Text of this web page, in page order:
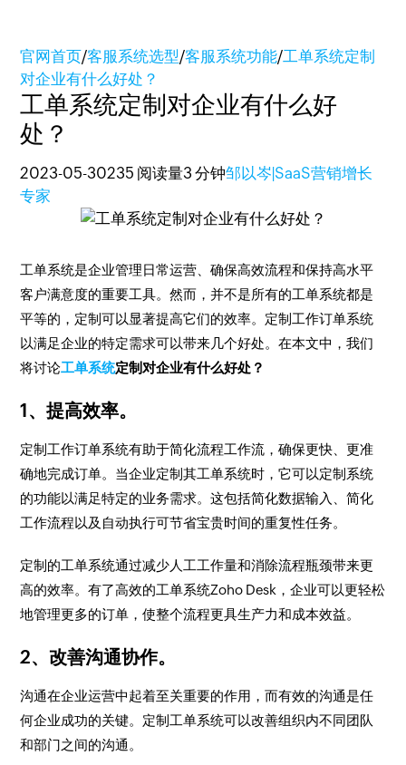
官网首页/客服系统选型/客服系统功能/工单系统定制
对企业有什么好处？
工单系统定制对企业有什么好
处？
2023-05-30235 阅读量3 分钟邹以岑|SaaS营销增长
专家
工单系统是企业管理日常运营、确保高效流程和保持高水平
客户满意度的重要工具。然而，并不是所有的工单系统都是
平等的，定制可以显著提高它们的效率。定制工作订单系统
以满足企业的特定需求可以带来几个好处。在本文中，我们
将讨论工单系统定制对企业有什么好处？
1、提高效率。
定制工作订单系统有助于简化流程工作流，确保更快、更准
确地完成订单。当企业定制其工单系统时，它可以定制系统
的功能以满足特定的业务需求。这包括简化数据输入、简化
工作流程以及自动执行可节省宝贵时间的重复性任务。
定制的工单系统通过减少人工工作量和消除流程瓶颈带来更
高的效率。有了高效的工单系统Zoho Desk，企业可以更轻松
地管理更多的订单，使整个流程更具生产力和成本效益。
2、改善沟通协作。
沟通在企业运营中起着至关重要的作用，而有效的沟通是任
何企业成功的关键。定制工单系统可以改善组织内不同团队
和部门之间的沟通。